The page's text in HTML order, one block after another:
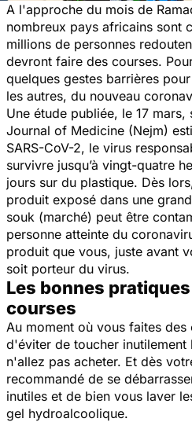
A l'approche du mois de
nombreux pays africains sont
millions de personnes
devront faire des courses.
quelques gestes barrières
les autres, du nouveau
Une étude publiée, le 17
Journal of Medicine (Nejm)
SARS-CoV-2, le virus
survivre jusqu’à vingt-quatre
jours sur du plastique. Dès
produit exposé dans une
souk (marché) peut être
personne atteinte du
produit que vous, juste avant
soit porteur du virus.
Les bonnes
courses
Au moment où vous faites
d'éviter de toucher inutilement
n'allez pas acheter. Et dès
recommandé de se
inutiles et de bien vous laver
gel hydroalcoolique.